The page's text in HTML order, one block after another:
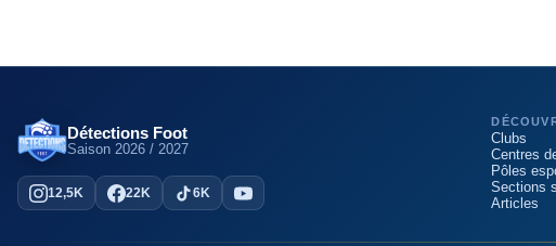
Détections Foot
Saison 2026 / 2027
12,5K 22K 6K
Clubs
Centres
Pôles
Sections
Articles